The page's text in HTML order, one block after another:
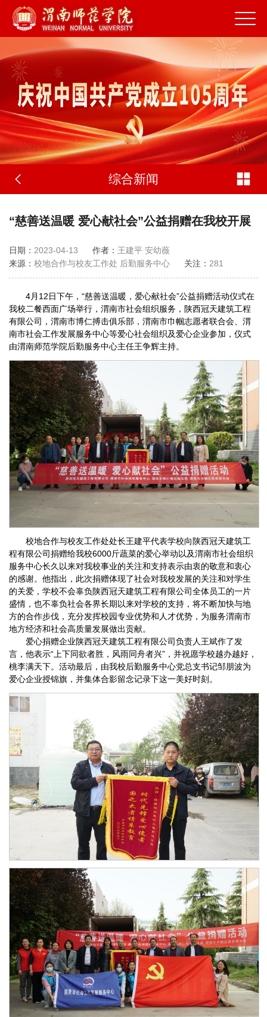
综合新闻
“慈善送温暖 爱心献社会”公益捐赠在我校开展
日期： 2023-04-13 作者： 王建平 安幼薇
来源： 校地合作与校友工作处 后勤服务中心 关注： 281
4月12日下午，“慈善送温暖，爱心献社会”公益捐赠活动仪式在
我校二餐西面广场举行，渭南市社会组织服务，陕西冠天建筑工程
有限公司，渭南市博仁搏击俱乐部，渭南市巾帼志愿者联合会、渭
南市社会工作发展服务中心等爱心社会组织及爱心企业参加，仪式
由渭南师范学院后勤服务中心主任王争辉主持。
校地合作与校友工作处处长王建平代表学校向陕西冠天建筑工
程有限公司捐赠给我校6000斤蔬菜的爱心举动以及渭南市社会组织
服务中心长久以来对我校事业的关注和支持表示由衷的敬意和衷心
的感谢。他指出，此次捐赠体现了社会对我校发展的关注和对学生
的关爱，学校不会辜负陕西冠天建筑工程有限公司全体员工的一片
盛情，也不辜负社会各界长期以来对学校的支持，将不断加快与地
方的合作步伐，充分发挥校园专业优势和人才优势，为服务渭南市
地方经济和社会高质量发展做出贡献。
爱心捐赠企业陕西冠天建筑工程有限公司负责人王斌作了发
言，他表示“上下同欲者胜，风雨同舟者兴”，并祝愿学校越办越好，
桃李满天下。活动最后，由我校后勤服务中心党总支书记邹朋波为
爱心企业授锦旗，并集体合影留念记录下这一美好时刻。